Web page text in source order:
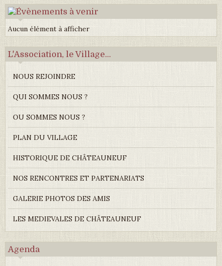
Aucun élément à afficher
L'Association, le Village...
NOUS REJOINDRE
QUI SOMMES NOUS ?
OU SOMMES NOUS ?
PLAN DU VILLAGE
HISTORIQUE DE CHÂTEAUNEUF
NOS RENCONTRES ET PARTENARIATS
GALERIE PHOTOS DES AMIS
LES MEDIEVALES DE CHÂTEAUNEUF
Agenda